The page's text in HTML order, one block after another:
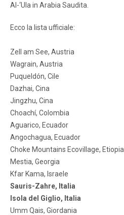
Al-‘Ula in Arabia Saudita.
Ecco la lista ufficiale:
Zell am See, Austria
Wagrain, Austria
Puqueldón, Cile
Dazhai, Cina
Jingzhu, Cina
Choachí, Colombia
Aguarico, Ecuador
Angochagua, Ecuador
Choke Mountains Ecovillage, Etiopia
Mestia, Georgia
Kfar Kama, Israele
Sauris-Zahre, Italia
Isola del Giglio, Italia
Umm Qais, Giordania